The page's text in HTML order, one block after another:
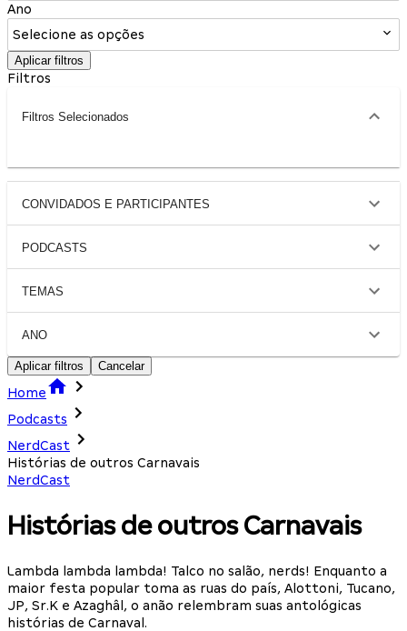
Ano
Selecione as opções
Aplicar filtros
Filtros
Filtros Selecionados
CONVIDADOS E PARTICIPANTES
PODCASTS
TEMAS
ANO
Aplicar filtros Cancelar
Home
Podcasts
NerdCast
Histórias de outros Carnavais
NerdCast
Histórias de outros Carnavais
Lambda lambda lambda! Talco no salão, nerds! Enquanto a
maior festa popular toma as ruas do país, Alottoni, Tucano,
JP, Sr.K e Azaghâl, o anão relembram suas antológicas
histórias de Carnaval.